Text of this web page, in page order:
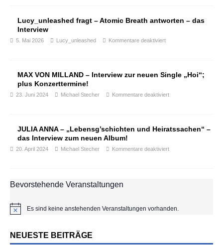
Lucy_unleashed fragt – Atomic Breath antworten – das
Interview
5. Mai 2026 Lucy_unleashed Kommentare deaktiviert
MAX VON MILLAND – Interview zur neuen Single „Hoi“;
plus Konzerttermine!
23. Juni 2024 Michael Stecher Kommentare deaktiviert
JULIA ANNA – „Lebensg’schichten und Heiratssachen“ –
das Interview zum neuen Album!
20. April 2024 Michael Stecher Kommentare deaktiviert
Bevorstehende Veranstaltungen
H
w
e
Es sind keine anstehenden Veranstaltungen vorhanden.
NEUESTE BEITRÄGE